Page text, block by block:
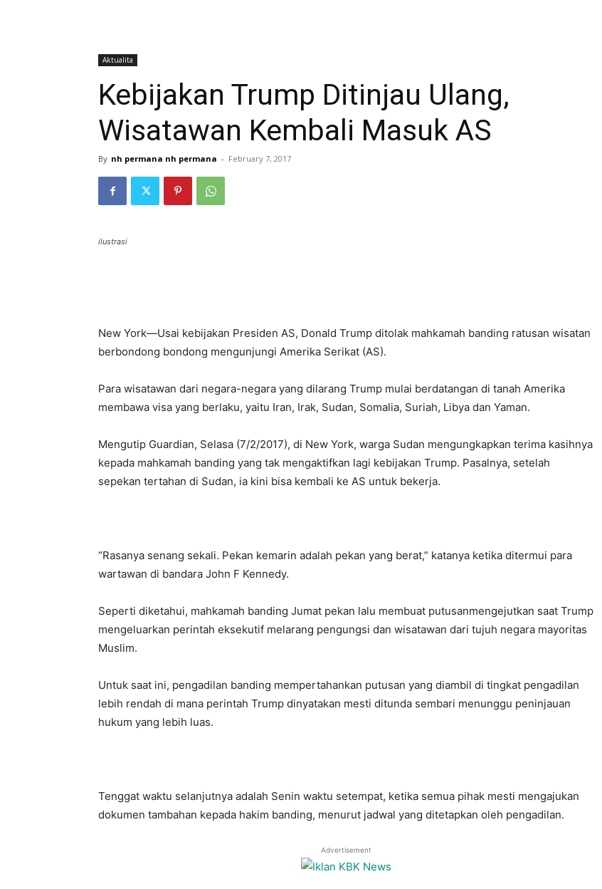
Aktualita
Kebijakan Trump Ditinjau Ulang,
Wisatawan Kembali Masuk AS
By nh permana nh permana - February 7, 2017
ilustrasi
New York—Usai kebijakan Presiden AS, Donald Trump ditolak mahkamah banding ratusan wisatan
berbondong bondong mengunjungi Amerika Serikat (AS).
Para wisatawan dari negara-negara yang dilarang Trump mulai berdatangan di tanah Amerika
membawa visa yang berlaku, yaitu Iran, Irak, Sudan, Somalia, Suriah, Libya dan Yaman.
Mengutip Guardian, Selasa (7/2/2017), di New York, warga Sudan mengungkapkan terima kasihnya
kepada mahkamah banding yang tak mengaktifkan lagi kebijakan Trump. Pasalnya, setelah
sepekan tertahan di Sudan, ia kini bisa kembali ke AS untuk bekerja.
“Rasanya senang sekali. Pekan kemarin adalah pekan yang berat,” katanya ketika ditermui para
wartawan di bandara John F Kennedy.
Seperti diketahui, mahkamah banding Jumat pekan lalu membuat putusanmengejutkan saat Trump
mengeluarkan perintah eksekutif melarang pengungsi dan wisatawan dari tujuh negara mayoritas
Muslim.
Untuk saat ini, pengadilan banding mempertahankan putusan yang diambil di tingkat pengadilan
lebih rendah di mana perintah Trump dinyatakan mesti ditunda sembari menunggu peninjauan
hukum yang lebih luas.
Tenggat waktu selanjutnya adalah Senin waktu setempat, ketika semua pihak mesti mengajukan
dokumen tambahan kepada hakim banding, menurut jadwal yang ditetapkan oleh pengadilan.
Advertisement